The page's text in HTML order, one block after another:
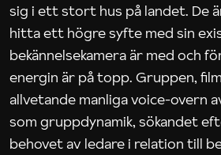
sig i ett stort hus på landet. De
hitta ett högre syfte med sin
bekännelsekamera är med och
energin är på topp. Gruppen,
allvetande manliga voice-overn
som gruppdynamik, sökandet
behovet av ledare i relation till